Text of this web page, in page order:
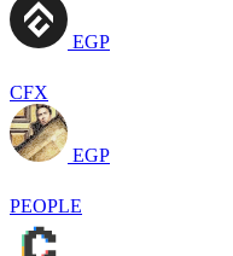
EGP
CFX
EGP
PEOPLE